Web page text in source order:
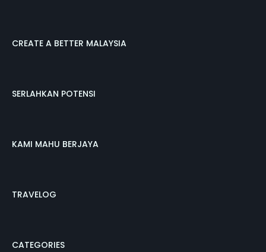
CREATE A BETTER MALAYSIA
SERLAHKAN POTENSI
KAMI MAHU BERJAYA
TRAVELOG
CATEGORIES